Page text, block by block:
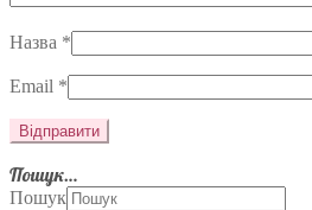
Назва *
Email *
Пошук…
Пошук